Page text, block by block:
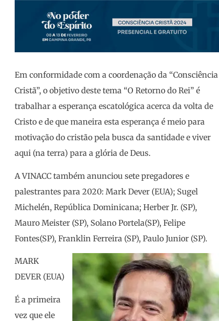
Em conformidade com a coordenação da “Consciência
Cristã”, o objetivo deste tema “O Retorno do Rei” é
trabalhar a esperança escatológica acerca da volta de
Cristo e de que maneira esta esperança é meio para
motivação do cristão pela busca da santidade e viver
aqui (na terra) para a glória de Deus.
A VINACC também anunciou sete pregadores e
palestrantes para 2020: Mark Dever (EUA); Sugel
Michelén, República Dominicana; Herber Jr. (SP),
Mauro Meister (SP), Solano Portela(SP), Felipe
Fontes(SP), Franklin Ferreira (SP), Paulo Junior (SP).
MARK
DEVER (EUA)
É a primeira
vez que ele